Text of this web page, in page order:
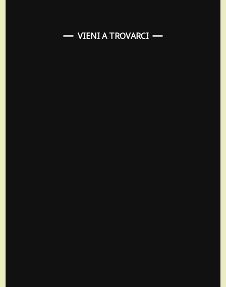
VIENI A TROVARCI